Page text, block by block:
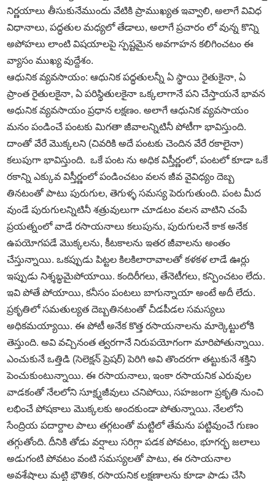
నిర్ణయాలు తీసుకునేముందు వేటికి ప్రాముఖ్యత ఇవ్వాలి, అలాగే వివిధ
విధానాలు, పద్ధతుల మధ్యలో తేడాలు, అలాగే ప్రచారం లో వున్న కొన్ని
అపోహలు లాంటి విషయాలపై స్పష్టమైన అవగాహన కలిగించటం ఈ
వ్యాసం ముఖ్య వుద్దేశం.
ఆధునిక వ్యవసాయం: ఆధునిక పద్ధతులన్నీ ఏ స్థాయి రైతుకైనా, ఏ
ప్రాంత రైతులకైనా, ఏ పరిస్థితులకైనా ఒక్కలాగానే పని చేస్తాయనే భావన
అధునిక వ్యవసాయం ప్రధాన లక్షణం. అలాగే ఆధునిక వ్యవసాయం
మనం పండించే పంటకు మిగతా జీవాలన్నిటినీ పోటీగా భావిస్తుంది.
దాంతో వేరే మొక్కలని (చివరికి అదే పంటకు చెందిన వేరే రకాలైనా)
కలుపుగా భావిస్తుంది. ఒకే పంట ను అధిక విస్తీర్ణంలో, పంటలో కూడా ఒకే
రకాన్ని ఎక్కువ విస్తీర్ణంలో పండించటం వలన జీవ వైవిధ్యం దెబ్బ
తినటంతో పాటు పురుగుల, తెగుళ్ళ సమస్య పెరుగుతుంది. పంట మీద
వుండే పురుగులన్నిటినీ శత్రువులుగా చూడటం వలన వాటిని చంపే
ప్రయత్నంలో వాడే రసాయనాలు కలుపును, పురుగులనే కాక అనేక
ఉపయోగపడే మొక్కలను, కీటకాలను ఇతర జీవాలను అంతం
చేస్తున్నాయి. ఒకప్పుడు పిట్టల కిలకిలారావాలతో కళకళ లాడే ఊర్లు
ఇప్పుడు నిశ్శబ్ధమైపోయాయి. కందిరీగలు, తేనెటీగలు, కన్పించటం లేదు.
ఇవి పోతే పోయాయి, కనీసం పంటలు బాగున్నాయా అంటే అదీ లేదు.
ప్రకృతిలో సమతుల్యత దెబ్బతినటంతో చీడపీడల సమస్యలు
అధికమయ్యాయి. ఈ పోటీ అనేక కొత్త రసాయనాలను మార్కెట్టులోకి
తెస్తుంది. అవి వచ్చినంత త్వరగానే నిరుపయోగంగా మారిపోతున్నాయి.
ఎంచుకునే ఒత్తిడి (సెలెక్షన్‌ ప్రెషర్‌) పెరిగి అవి తొందరగా తట్టుకునే శక్తిని
పెంచుకుంటున్నాయి. ఈ రసాయనాలు, ఇంకా రసాయనిక ఎరువుల
వాడకంతో నేలలోని సూక్ష్మజీవులు చనిపోయి, సహజంగా ప్రకృతి నుంచి
లభించే పోషకాలు మొక్కలకు అందకుండా పోతున్నాయి. నేలలోని
సేంద్రియ పదార్దాల పాలు తగ్గటంతో మట్టిలో తేమను పట్టివుంచే గుణం
తగ్గుతోంది. దీనికి తోడు వర్షాలు సరిగ్గా పడక పోవటం, భూగర్భ జలాలు
అడుగంటి పోవటం వంటి సమస్యలతో పాటు, ఈ రసాయనాల
అవశేషాలు మట్టి భౌతిక, రసాయనిక లక్షణాలను కూడా పాడు చేసి